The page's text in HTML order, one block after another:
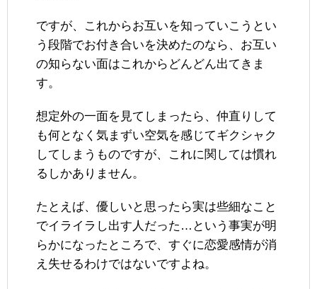
ですが、これからお互いを知っていこうとい
う段階でお付き合いを決めたのなら、お互い
の知らない面はこれからどんどん出てきま
す。
想定外の一面を見てしまったら、仲直りして
も何となく気まずい空気を感じてギクシャク
してしまうものですが、これに関しては慣れ
るしかありません。
たとえば、優しいと思ったら実は些細なこと
でイライラし出す人だった…という事実が明
らかになったところで、すぐに恋愛感情が消
え失せるわけではないですよね。